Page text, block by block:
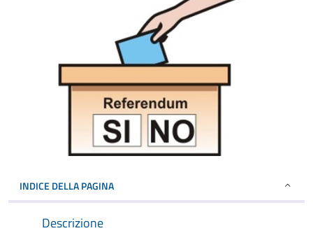
INDICE DELLA PAGINA
Descrizione